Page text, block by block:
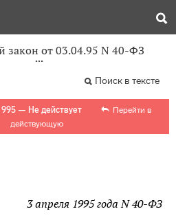
закон от 03.04.95 N 40-ФЗ
Поиск в тексте
— Не действует
Перейти в
действующую
3 апреля 1995 года N 40-ФЗ